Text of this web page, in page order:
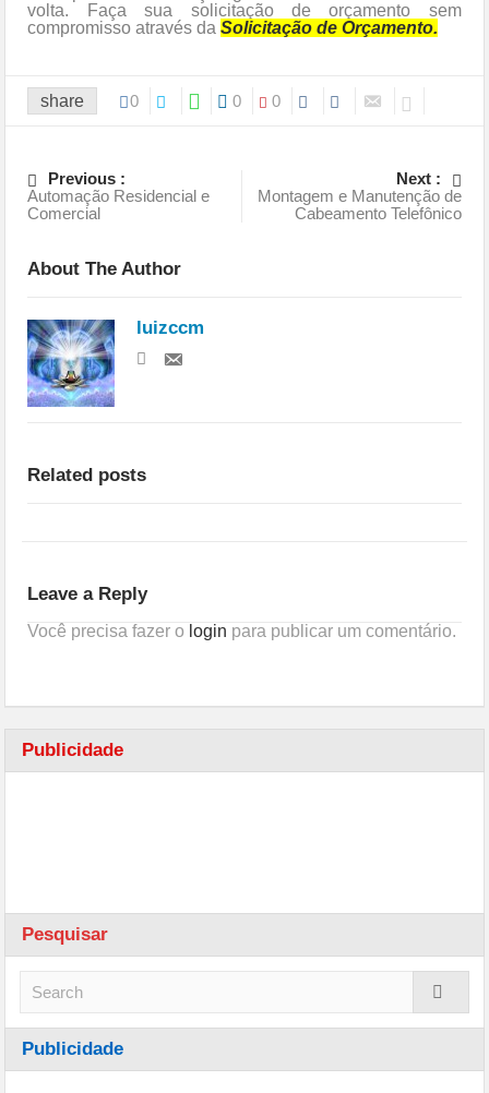
volta. Faça sua solicitação de orçamento sem
compromisso através daSolicitação de Orçamento.
share 0 0 0
Previous :
Automação Residencial e
Comercial
Next :
Montagem e Manutenção de
Cabeamento Telefônico
About The Author
luizccm
Related posts
Leave a Reply
Você precisa fazer o login para publicar um comentário.
Publicidade
Pesquisar
Publicidade